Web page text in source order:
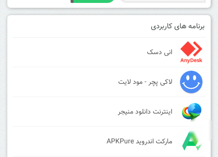
برنامه های کاربردی
انی دسک
لاکی پچر - مود لایت
اینترنت دانلود منیجر
مارکت اندروید APKPure